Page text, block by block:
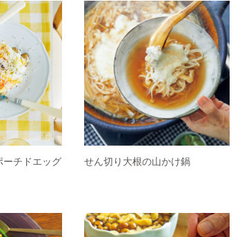
ーチドエッグ
せん切り大根の山かけ鍋